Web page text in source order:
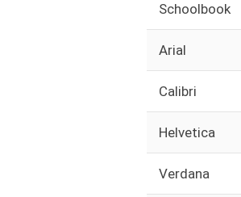
Schoolbook
Arial
Calibri
Helvetica
Verdana